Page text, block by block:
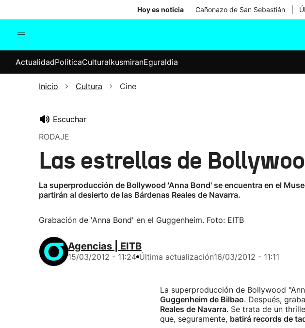
Hoy es noticia Cañonazo de San Sebastián
Internacional
Elecciones
ActualidadPolíticaCulturaIkusmiranEguraldia
Inicio Cultura Cine
Escuchar
RODAJE
Las estrellas de
La superproducción de Bollywood 'Anna Bond' se encuentra en el
partirán al desierto de las Bárdenas Reales de Navarra.
Grabación de 'Anna Bond' en el Guggenheim. Foto: EITB
Agencias | EITB
15/03/2012 - 11:24 Última actualización16/03/2012 - 11:11
La superproducción de Bollywood
Guggenheim de Bilbao. Después,
Reales de Navarra. Se trata de un
que, seguramente, batirá records de